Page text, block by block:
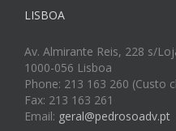
LISBOA
Av. Almirante Reis, 228 s/
1000-056 Lisboa
Phone: 213 163 260 (Custo
Fax: 213 163 261
Email: geral@pedrosoadv.pt